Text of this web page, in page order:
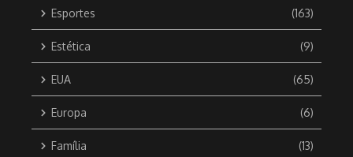
Esportes (163)
Estética (9)
EUA (65)
Europa (6)
Família (13)